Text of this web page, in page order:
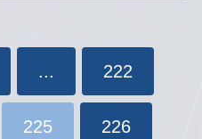
... 222
225 226